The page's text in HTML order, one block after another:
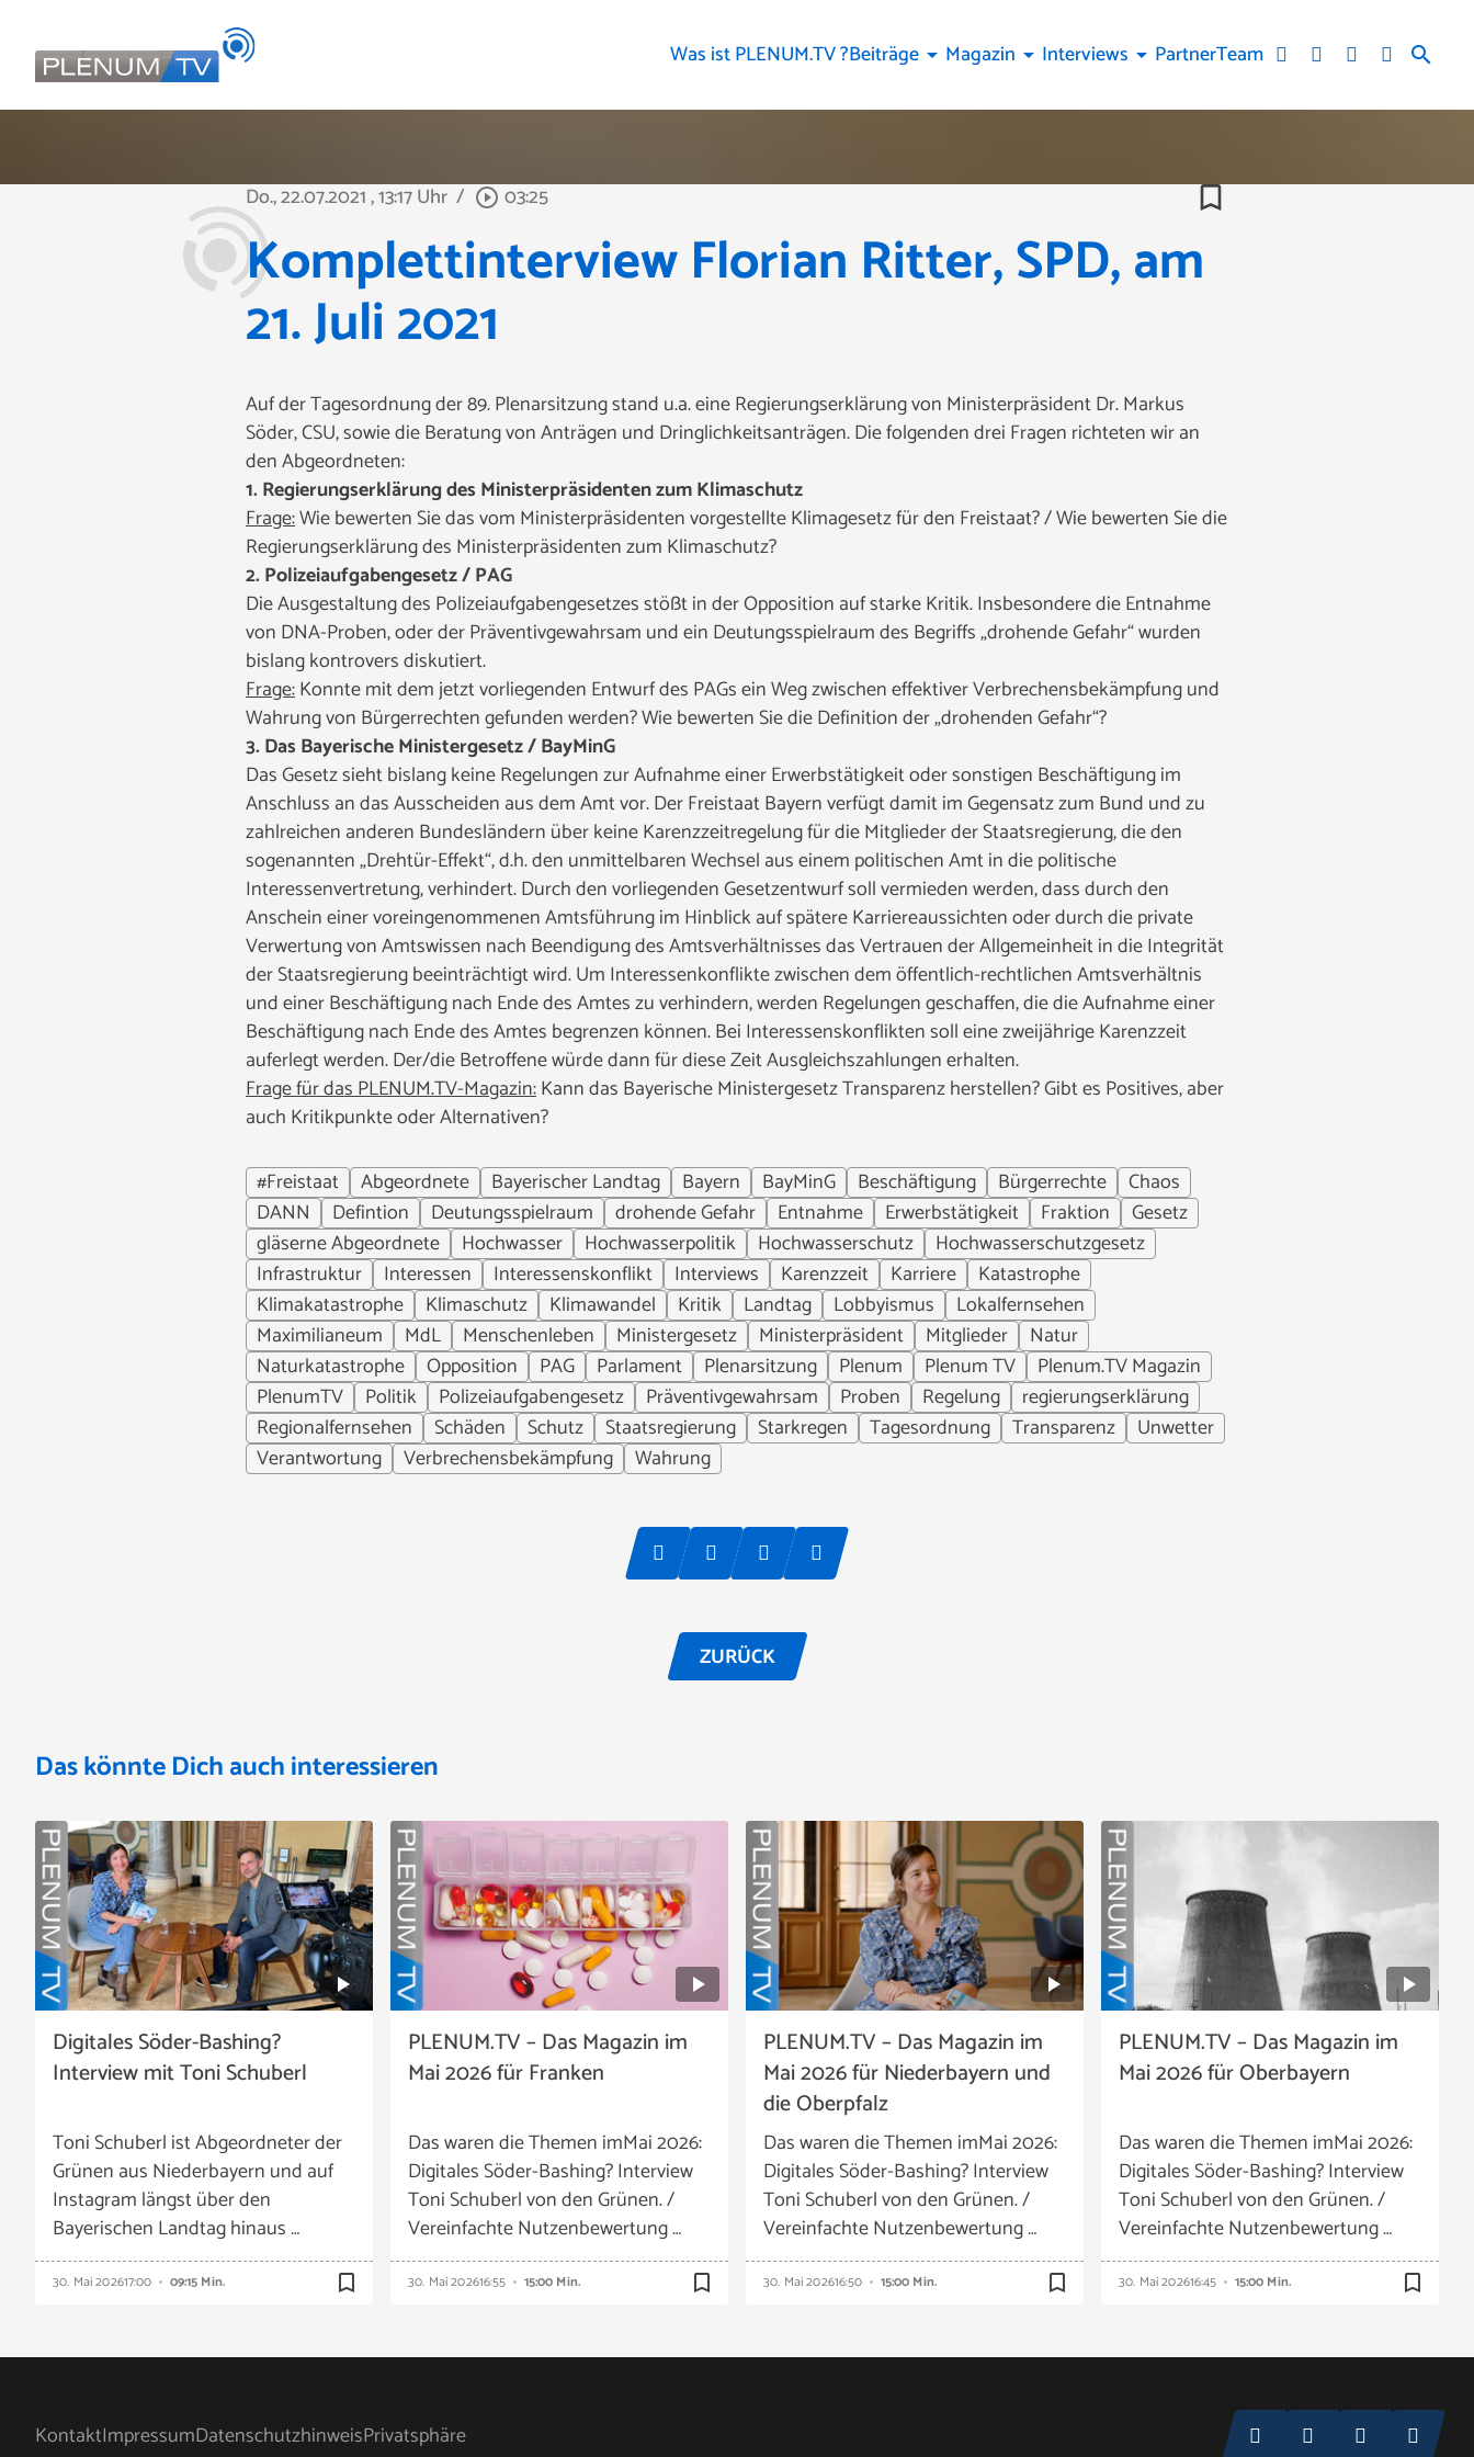
search
Was ist PLENUM.TV ?Beiträge arrow_drop_down Magazin arrow_drop_down Interviews arrow_drop_down PartnerTeam
Do., 22.07.2021, 13:17 Uhr / play_circle_outline 03:25 bookmark_border
Komplettinterview Florian Ritter, SPD, am
21. Juli 2021
Auf der Tagesordnung der 89. Plenarsitzung stand u.a. eine Regierungserklärung von Ministerpräsident Dr. Markus
Söder, CSU, sowie die Beratung von Anträgen und Dringlichkeitsanträgen. Die folgenden drei Fragen richteten wir an
den Abgeordneten:
1. Regierungserklärung des Ministerpräsidenten zum Klimaschutz
Frage:Wie bewerten Sie das vom Ministerpräsidenten vorgestellte Klimagesetz für den Freistaat? / Wie bewerten Sie die
Regierungserklärung des Ministerpräsidenten zum Klimaschutz?
2. Polizeiaufgabengesetz / PAG
Die Ausgestaltung des Polizeiaufgabengesetzes stößt in der Opposition auf starke Kritik. Insbesondere die Entnahme
von DNA-Proben, oder der Präventivgewahrsam und ein Deutungsspielraum des Begriffs „drohende Gefahr“ wurden
bislang kontrovers diskutiert.
Frage:Konnte mit dem jetzt vorliegenden Entwurf des PAGs ein Weg zwischen effektiver Verbrechensbekämpfung und
Wahrung von Bürgerrechten gefunden werden? Wie bewerten Sie die Definition der „drohenden Gefahr“?
3. Das Bayerische Ministergesetz / BayMinG
Das Gesetz sieht bislang keine Regelungen zur Aufnahme einer Erwerbstätigkeit oder sonstigen Beschäftigung im
Anschluss an das Ausscheiden aus dem Amt vor. Der Freistaat Bayern verfügt damit im Gegensatz zum Bund und zu
zahlreichen anderen Bundesländern über keine Karenzzeitregelung für die Mitglieder der Staatsregierung, die den
sogenannten „Drehtür-Effekt“, d.h. den unmittelbaren Wechsel aus einem politischen Amt in die politische
Interessenvertretung, verhindert. Durch den vorliegenden Gesetzentwurf soll vermieden werden, dass durch den
Anschein einer voreingenommenen Amtsführung im Hinblick auf spätere Karriereaussichten oder durch die private
Verwertung von Amtswissen nach Beendigung des Amtsverhältnisses das Vertrauen der Allgemeinheit in die Integrität
der Staatsregierung beeinträchtigt wird. Um Interessenkonflikte zwischen dem öffentlich-rechtlichen Amtsverhältnis
und einer Beschäftigung nach Ende des Amtes zu verhindern, werden Regelungen geschaffen, die die Aufnahme einer
Beschäftigung nach Ende des Amtes begrenzen können. Bei Interessenskonflikten soll eine zweijährige Karenzzeit
auferlegt werden. Der/die Betroffene würde dann für diese Zeit Ausgleichszahlungen erhalten.
Frage für das PLENUM.TV-Magazin:Kann das Bayerische Ministergesetz Transparenz herstellen? Gibt es Positives, aber
auch Kritikpunkte oder Alternativen?
#Freistaat
Abgeordnete Bayerischer Landtag Bayern BayMinG Beschäftigung Bürgerrechte
Chaos
DANN
Defintion Deutungsspielraum drohende Gefahr Entnahme Erwerbstätigkeit Fraktion
Gesetz
gläserne Abgeordnete
Hochwasser Hochwasserpolitik Hochwasserschutz
Hochwasserschutzgesetz
Infrastruktur
Interessen Interessenskonflikt Interviews Karenzzeit Karriere
Katastrophe
Klimakatastrophe
Klimaschutz Klimawandel Kritik Landtag Lobbyismus
Lokalfernsehen
Maximilianeum
MdL Menschenleben Ministergesetz Ministerpräsident Mitglieder
Natur
Naturkatastrophe
Opposition PAG Parlament Plenarsitzung Plenum Plenum TV
Plenum.TV Magazin
PlenumTV
Politik Polizeiaufgabengesetz Präventivgewahrsam Proben Regelung
regierungserklärung
Regionalfernsehen
Schäden Schutz Staatsregierung Starkregen Tagesordnung Transparenz
Unwetter
Verantwortung
Verbrechensbekämpfung Wahrung
ZURÜCK
Das könnte Dich auch interessieren
Digitales Söder-Bashing?
Interview mit Toni Schuberl
Toni Schuberl ist Abgeordneter der
Grünen aus Niederbayern und auf
Instagram längst über den
Bayerischen Landtag hinaus …
30. Mai 202617:00 09:15 Min. bookmark_border
PLENUM.TV – Das Magazin im
Mai 2026 für Franken
Das waren die Themen imMai 2026:
Digitales Söder-Bashing? Interview
Toni Schuberl von den Grünen. /
Vereinfachte Nutzenbewertung …
30. Mai 202616:55 15:00 Min. bookmark_border
PLENUM.TV – Das Magazin im
Mai 2026 für Niederbayern und
die Oberpfalz
Das waren die Themen imMai 2026:
Digitales Söder-Bashing? Interview
Toni Schuberl von den Grünen. /
Vereinfachte Nutzenbewertung …
30. Mai 202616:50 15:00 Min. bookmark_border
PLENUM.TV – Das Magazin im
Mai 2026 für Oberbayern
Das waren die Themen imMai 2026:
Digitales Söder-Bashing? Interview
Toni Schuberl von den Grünen. /
Vereinfachte Nutzenbewertung …
30. Mai 202616:45 15:00 Min. bookmark_border
KontaktImpressumDatenschutzhinweisPrivatsphäre